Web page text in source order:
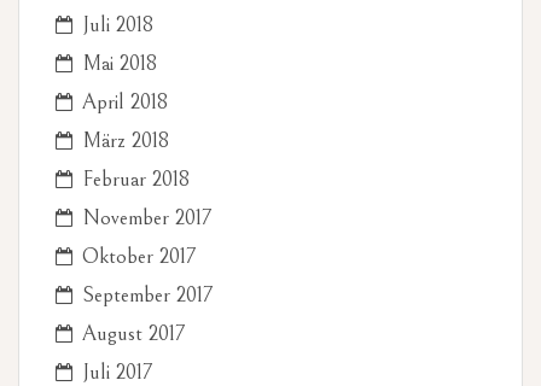
Juli 2018
Mai 2018
April 2018
März 2018
Februar 2018
November 2017
Oktober 2017
September 2017
August 2017
Juli 2017